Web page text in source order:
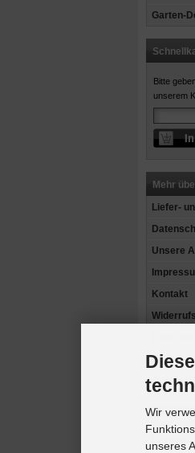
Garten-
Bitte
unserem
Mehr
Liefer-
Unsere
Kontakt
Cookie
Wir
unseres